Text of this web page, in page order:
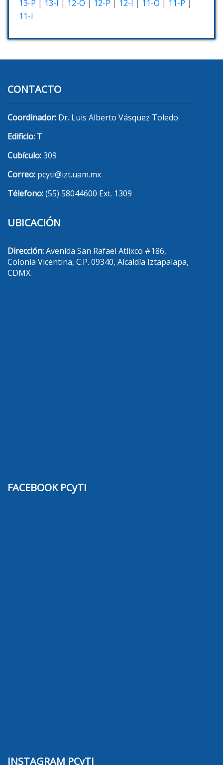
13-P | 13-I | 12-O | 12-P | 12-I | 11-O | 11-P |
11-I
CONTACTO
Coordinador: Dr. Luis Alberto Vásquez Toledo
Edificio: T
Cubículo:309
Correo: pcyti@izt.uam.mx
Télefono:(55) 58044600 Ext. 1309
UBICACIÓN
Dirección:Avenida San Rafael Atlixco #186,
Colonia Vicentina, C.P. 09340, Alcaldía Iztapalapa,
CDMX.
FACEBOOK PCyTI
INSTAGRAM PCyTI